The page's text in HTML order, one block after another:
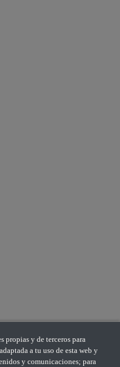
y de terceros para
a tu uso de esta web y
y comunicaciones; para